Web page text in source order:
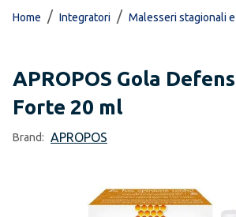
Home / Integratori / Malesseri stagionali
APROPOS Gola
Forte 20 ml
Brand: APROPOS